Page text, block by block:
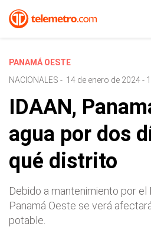
PANAMÁ OESTE
NACIONALES - 14 de enero de 2024 -
IDAAN,
agua por dos
qué distrito
Debido a mantenimiento por
Panamá Oeste se verá
potable.